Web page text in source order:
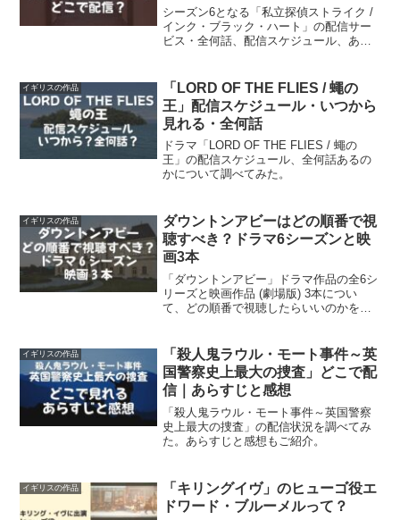
シーズン6となる「私立探偵ストライク /
インク・ブラック・ハート」の配信サー
ビス・全何話、配信スケジュール、あら
イギリスの作品
「LORD OF THE FLIES / 蠅の
王」配信スケジュール・いつから
見れる・全何話
ドラマ「LORD OF THE FLIES / 蠅の
王」の配信スケジュール、全何話あるの
かについて調べてみた。
イギリスの作品
ダウントンアビーはどの順番で視
聴すべき？ドラマ6シーズンと映
画3本
「ダウントンアビー」ドラマ作品の全6シ
リーズと映画作品 (劇場版) 3本につい
て、どの順番で視聴したらいいのかをご
イギリスの作品
「殺人鬼ラウル・モート事件～英
国警察史上最大の捜査」どこで配
信｜あらすじと感想
「殺人鬼ラウル・モート事件～英国警察
史上最大の捜査」の配信状況を調べてみ
た。あらすじと感想もご紹介。
イギリスの作品
「キリングイヴ」のヒューゴ役エ
ドワード・ブルーメルって？